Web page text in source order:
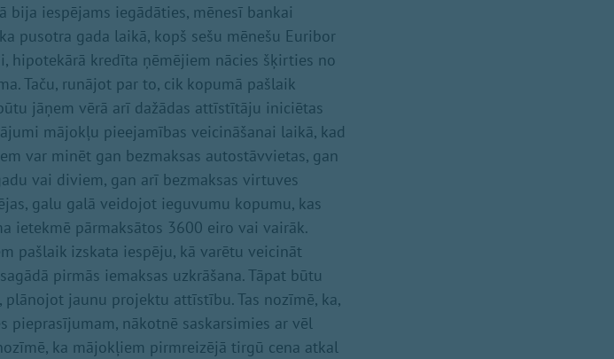
iespējams iegādāties, mēnesī bankai
pusotra gada laikā, kopš sešu mēnešu Euribor
hipotekārā kredīta ņēmējiem nācies šķirties no
Taču, runājot par to, cik kopumā pašlaik
jāņem vērā arī dažādas attīstītāju iniciētas
mājokļu pieejamības veicināšanai laikā, kad
var minēt gan bezmaksas autostāvvietas, gan
vai diviem, gan arī bezmaksas virtuves
galu galā veidojot ieguvumu kopumu, kas
ietekmē pārmaksātos 3600 eiro vai vairāk.
pašlaik izskata iespēju, kā varētu veicināt
pirmās iemaksas uzkrāšana. Tāpat būtu
jaunu projektu attīstību. Tas nozīmē, ka,
nākotnē saskarsimies ar vēl
ka mājokļiem pirmreizējā tirgū cena atkal